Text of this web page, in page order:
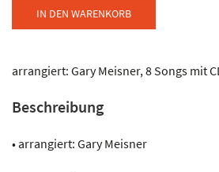
All
Hits
IN DEN WARENKORB
arrangiert: Gary Meisner, 8 Songs mit
Beschreibung
• arrangiert: Gary Meisner